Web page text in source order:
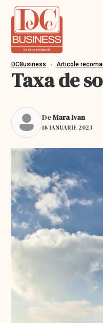
DCBusiness › Articole
Taxa de
DeMara Ivan
18 IANUARIE 2023